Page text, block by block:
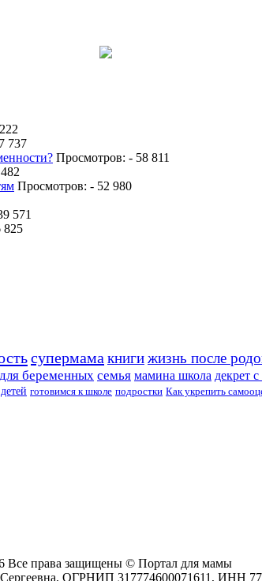
737
Просмотров: - 58 811
Просмотров: - 52 980
571
825
супермама книгижизнь после
беременных семья мамина школа декрет
готовимся к школе подростки Как укрепить
Все права защищены © Портал для мамы
ОГРНИП 317774600071611, ИНН